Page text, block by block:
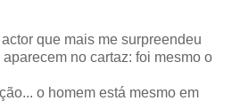
que mais me surpreendeu
no cartaz: foi mesmo o
o homem está mesmo em